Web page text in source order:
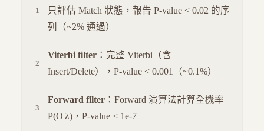
只評估 Match 狀態，報告 P-value < 0.02 的序
列（~2% 通過）
Viterbi filter ：完整 Viterbi（含
Insert/Delete），P-value < 0.001（~0.1%）
Forward filter ：Forward 演算法計算全機率
P(O|λ)，P-value < 1e-7